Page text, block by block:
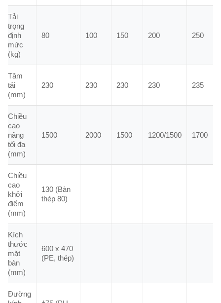
Tải
trọng
định
mức
(kg)
80 100 150 200 250
Tâm
tải
(mm)
230 230 230 230 235
Chiều
cao
nâng
tối đa
(mm)
1500 2000 1500 1200/1500 1700
Chiều
cao
khởi
điểm
(mm)
130 (Bàn
thép 80)
Kích
thước
mặt
bàn
(mm)
600 x 470
(PE, thép)
Đường